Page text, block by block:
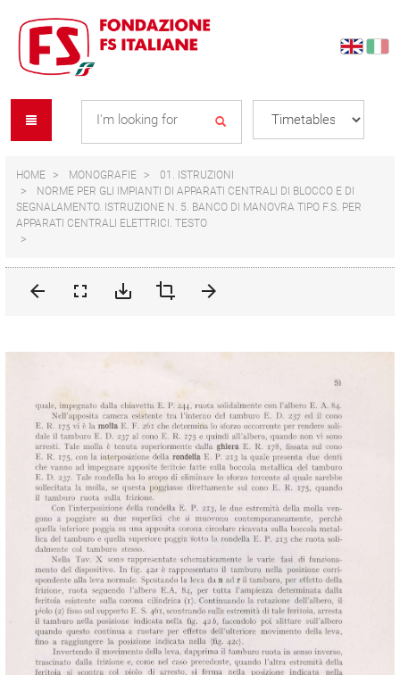
content
navigation
menu
HOME MONOGRAFIE
01. ISTRUZIONI
NORME PER GLI IMPIANTI DI APPARATI CENTRALI DI BLOCCO E DI
SEGNALAMENTO. ISTRUZIONE N. 5. BANCO DI MANOVRA TIPO F.S. PER
APPARATI CENTRALI ELETTRICI. TESTO